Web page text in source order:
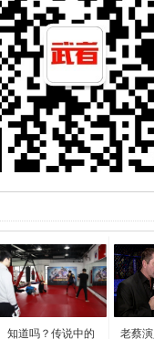
知道吗？传说中的
老蔡